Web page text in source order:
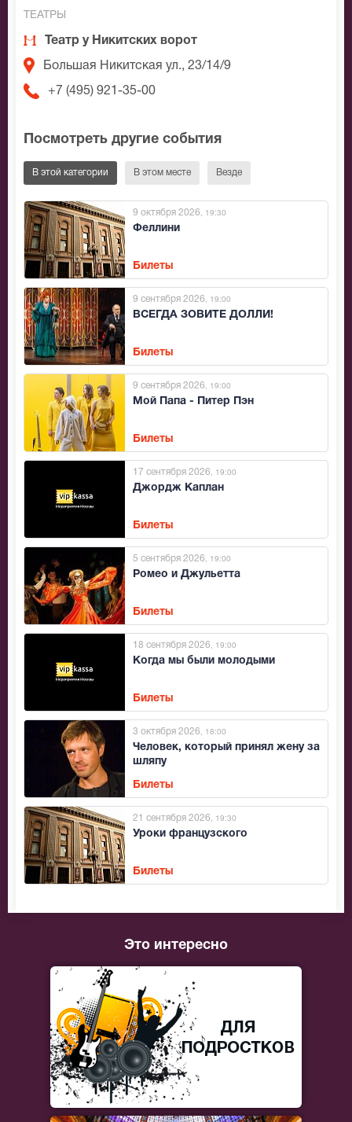
ТЕАТРЫ
Театр у Никитских ворот
Большая Никитская ул., 23/14/9
+7 (495) 921-35-00
Посмотреть другие события
В этой категории В этом месте Везде
Феллини
9 октября 2026 , 19:30
Билеты
ВСЕГДА ЗОВИТЕ ДОЛЛИ!
9 сентября 2026 , 19:00
Билеты
Мой Папа - Питер Пэн
9 сентября 2026 , 19:00
Билеты
Джордж Каплан
17 сентября 2026 , 19:00
Билеты
Ромео и Джульетта
5 сентября 2026 , 19:00
Билеты
Когда мы были молодыми
18 сентября 2026 , 19:00
Билеты
Человек, который принял жену за
шляпу
3 октября 2026 , 18:00
Билеты
Уроки французского
21 сентября 2026 , 19:30
Билеты
Это интересно